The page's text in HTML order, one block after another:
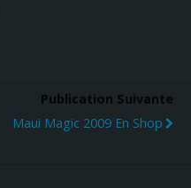
Publication Suivante
Maui Magic 2009 En Shop